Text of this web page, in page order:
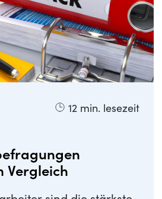
12 min. lesezeit
Vergleich